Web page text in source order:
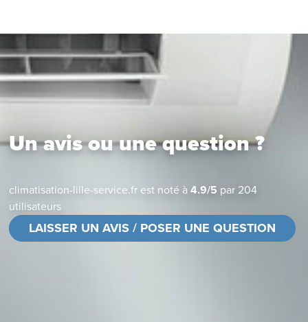
Un avis ou une question ?
climatisation-lille-service.fr est noté à4.9/5 par 204
utilisateurs
LAISSER UN AVIS / POSER UNE QUESTION